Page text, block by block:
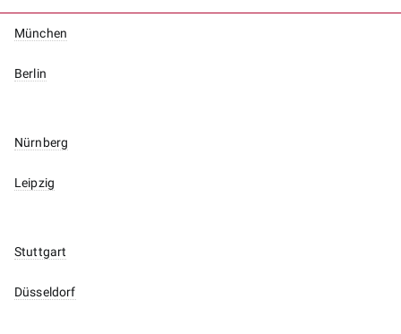
München
Berlin
Nürnberg
Leipzig
Stuttgart
Düsseldorf